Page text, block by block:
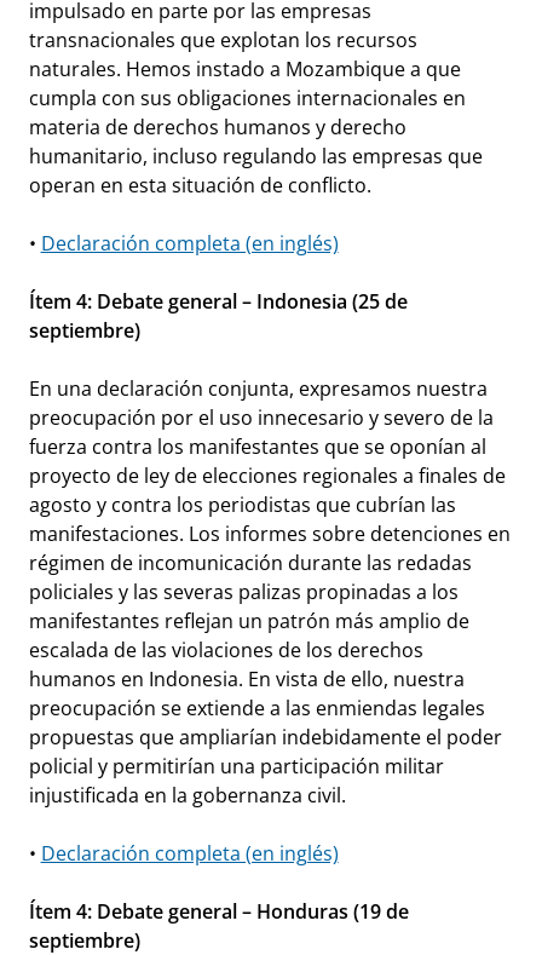
impulsado en parte por las empresas
transnacionales que explotan los recursos
naturales. Hemos instado a Mozambique a que
cumpla con sus obligaciones internacionales en
materia de derechos humanos y derecho
humanitario, incluso regulando las empresas que
operan en esta situación de conflicto.
• Declaración completa (en inglés)
Ítem 4: Debate general – Indonesia (25 de
septiembre)
En una declaración conjunta, expresamos nuestra
preocupación por el uso innecesario y severo de la
fuerza contra los manifestantes que se oponían al
proyecto de ley de elecciones regionales a finales de
agosto y contra los periodistas que cubrían las
manifestaciones. Los informes sobre detenciones en
régimen de incomunicación durante las redadas
policiales y las severas palizas propinadas a los
manifestantes reflejan un patrón más amplio de
escalada de las violaciones de los derechos
humanos en Indonesia. En vista de ello, nuestra
preocupación se extiende a las enmiendas legales
propuestas que ampliarían indebidamente el poder
policial y permitirían una participación militar
injustificada en la gobernanza civil.
• Declaración completa (en inglés)
Ítem 4: Debate general – Honduras (19 de
septiembre)